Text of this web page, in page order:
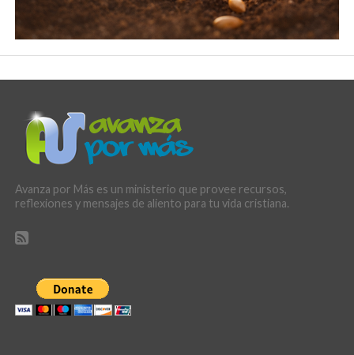
Avanza por Más es un ministerio que provee recursos,
reflexiones y mensajes de aliento para tu vida cristiana.